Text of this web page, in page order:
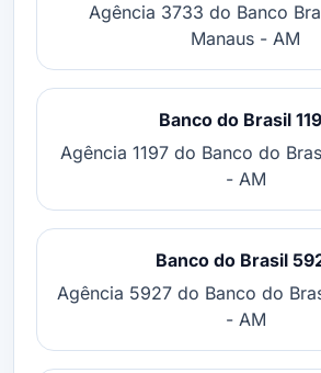
Agência 3733 do Banco
Manaus - AM
Banco do Brasil
Agência 1197 do Banco do
- AM
Banco do Brasil
Agência 5927 do Banco do
- AM